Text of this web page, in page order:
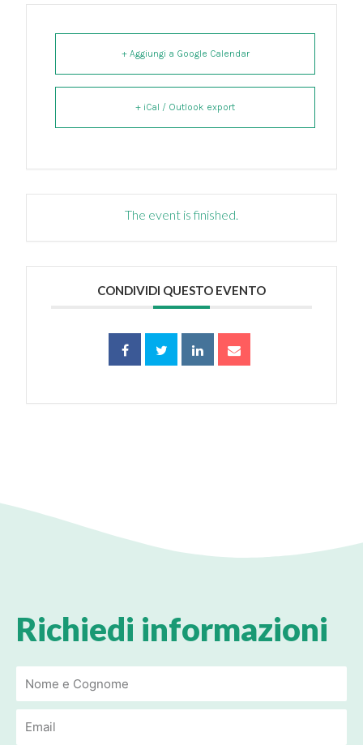
+ Aggiungi a Google Calendar
+ iCal / Outlook export
The event is finished.
CONDIVIDI QUESTO EVENTO
Richiedi informazioni
Email